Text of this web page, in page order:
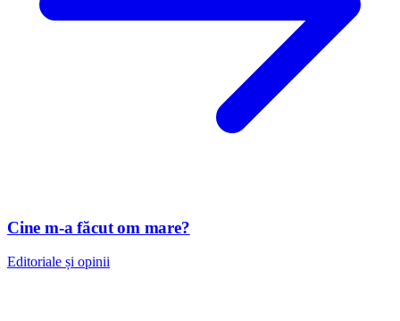
Cine m-a făcut om mare?
Editoriale și opinii